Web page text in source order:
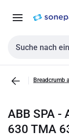
NavigationInhalt
Sucheingabe
Breadcrumb
ABB SPA -
630 TMA